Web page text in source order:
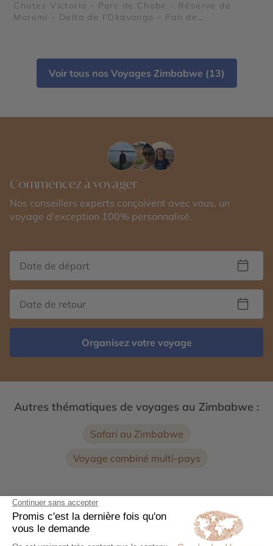
Chutes Victoria - Parc de Chobe - Réserve de
Moremi - Delta de l'Okavango - Pan de
Voir tous nos Voyages Zimbabwe (13)
Commencez à voyager
Nos conseillers experts conçoivent avec vous, un
voyage d'exception 100% personnalisé.
Organisez votre voyage
Autres thématiques de voyages au Zimbabwe :
Safari au Zimbabwe
Voyage combiné multi-pays